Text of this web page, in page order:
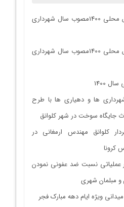
آگهی تعرفه عوارض محلی 1400مصوب سال شهرداری
آگهی تعرفه عوارض محلی 1400مصوب سال شهرداری
1400
ها و دهیاری ها با طرح
جایگاه سوخت در شهر کلوانق
کلوانق مهندس ارمغانی در
عملیاتی نسبت ضد عفونی نمودن
و مبلمان شهری
ویژه ایام دهه مبارک فجر